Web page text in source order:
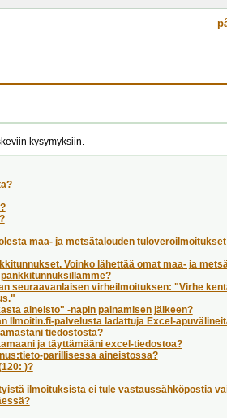
kysymyksiin.
maa- ja metsätalouden
Voinko lähettää omat maa- ja
seuraavanlaisen virheilmoituksen: "Virhe
aineisto" -napin painamisen jälkeen?
Ilmoitin.fi-palvelusta ladattuja Excel-
tiedostosta?
ja täyttämääni excel-tiedostoa?
parillisessa aineistossa?
)?
ilmoituksista ei tule vastaussähköpostia